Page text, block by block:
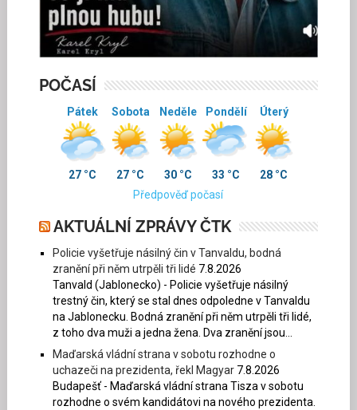
POČASÍ
Pátek
27 °C
Sobota
27 °C
Neděle
30 °C
Pondělí
33 °C
Úterý
28 °C
Předpověď počasí
AKTUÁLNÍ ZPRÁVY ČTK
Policie vyšetřuje násilný čin v Tanvaldu, bodná
zranění při něm utrpěli tři lidé 7.8.2026
Tanvald (Jablonecko) - Policie vyšetřuje násilný
trestný čin, který se stal dnes odpoledne v Tanvaldu
na Jablonecku. Bodná zranění při něm utrpěli tři lidé,
z toho dva muži a jedna žena. Dva zranění jsou...
Maďarská vládní strana v sobotu rozhodne o
uchazeči na prezidenta, řekl Magyar 7.8.2026
Budapešť - Maďarská vládní strana Tisza v sobotu
rozhodne o svém kandidátovi na nového prezidenta.